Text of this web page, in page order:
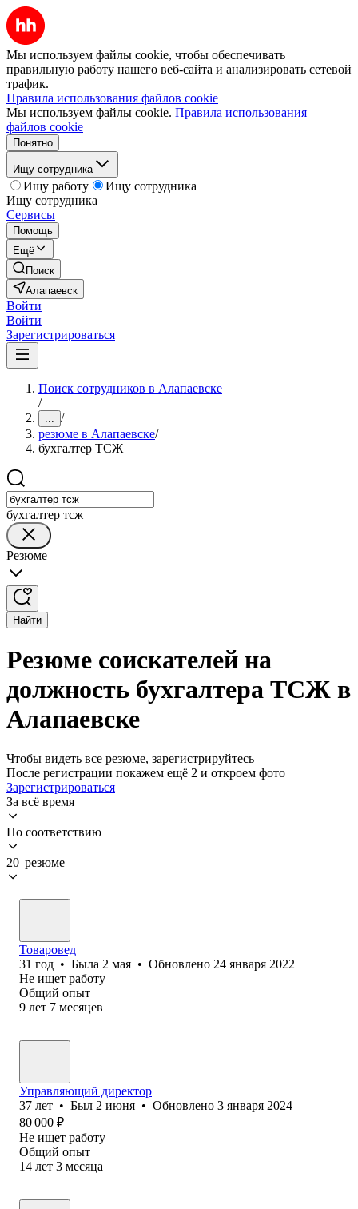
Мы используем файлы cookie, чтобы обеспечивать
правильную работу нашего веб-сайта и анализировать сетевой
трафик.
Правила использования файлов cookie
Мы используем файлы cookie. Правила использования
файлов cookie
Понятно
Ищу сотрудника
Ищу работу
Ищу сотрудника
Ищу сотрудника
Сервисы
Помощь
Ещё
Поиск
Алапаевск
Войти
Войти
Зарегистрироваться
Поиск сотрудников в Алапаевске
/
... /
резюме в Алапаевске/
бухгалтер ТСЖ
бухгалтер тсж
Резюме
Найти
Резюме соискателей на
должность бухгалтера ТСЖ в
Алапаевске
Чтобы видеть все резюме, зарегистрируйтесь
После регистрации покажем ещё 2 и откроем фото
Зарегистрироваться
За всё время
По соответствию
20 резюме
Товаровед
31 год • Была 2 мая • Обновлено 24 января 2022
Не ищет работу
Общий опыт
9 лет 7 месяцев
Управляющий директор
37 лет • Был 2 июня • Обновлено 3 января 2024
80 000 ₽
Не ищет работу
Общий опыт
14 лет 3 месяца